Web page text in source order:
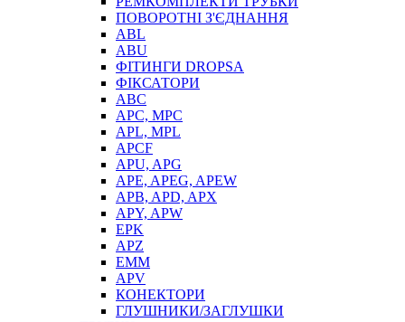
ПОВОРОТНІ З'ЄДНАННЯ
ABL
ABU
ФІТИНГИ DROPSA
ФІКСАТОРИ
ABC
APC, MPC
APL, MPL
APCF
APU, APG
APE, APEG, APEW
APB, APD, APX
APY, APW
EPK
APZ
EMM
APV
КОНЕКТОРИ
ГЛУШНИКИ/ЗАГЛУШКИ